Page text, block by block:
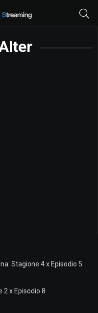
Stagione 4 x Episodio 5
2 x Episodio 8